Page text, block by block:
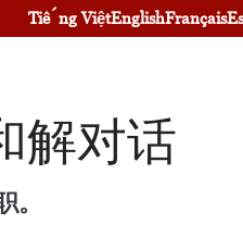
Tiếng ViệtEnglishFrançais
解对话
。